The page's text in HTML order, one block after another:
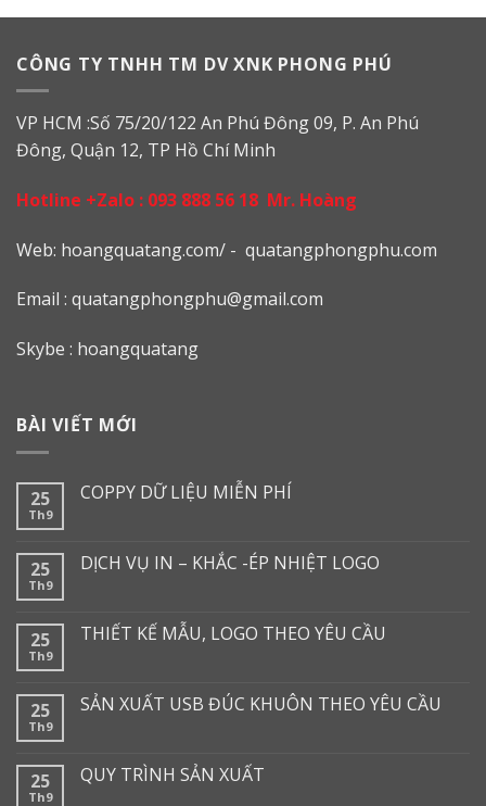
CÔNG TY TNHH TM DV XNK PHONG PHÚ
VP HCM :Số 75/20/122 An Phú Đông 09, P. An Phú
Đông, Quận 12, TP Hồ Chí Minh
Hotline +Zalo : 093 888 56 18 Mr. Hoàng
Web: hoangquatang.com/ - quatangphongphu.com
Email : quatangphongphu@gmail.com
Skybe : hoangquatang
BÀI VIẾT MỚI
25
Th9
COPPY DỮ LIỆU MIỄN PHÍ
25
Th9
DỊCH VỤ IN – KHẮC -ÉP NHIỆT LOGO
25
Th9
THIẾT KẾ MẪU, LOGO THEO YÊU CẦU
25
Th9
SẢN XUẤT USB ĐÚC KHUÔN THEO YÊU CẦU
25
Th9
QUY TRÌNH SẢN XUẤT